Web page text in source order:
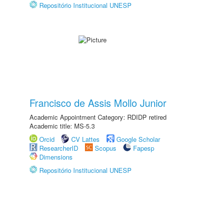
Repositório Institucional UNESP
Francisco de Assis Mollo Junior
Academic Appointment Category: RDIDP retired
Academic title: MS-5.3
Orcid
CV Lattes
Google Scholar
ResearcherID
Scopus
Fapesp
Dimensions
Repositório Institucional UNESP